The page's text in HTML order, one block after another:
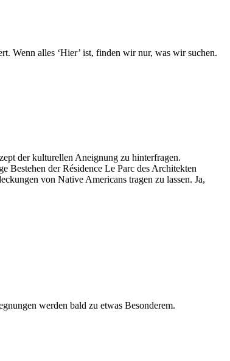
Wenn alles ‘Hier’ ist, finden wir nur, was wir suchen.
der kulturellen Aneignung zu hinterfragen.
Bestehen der Résidence Le Parc des Architekten
von Native Americans tragen zu lassen. Ja,
werden bald zu etwas Besonderem.